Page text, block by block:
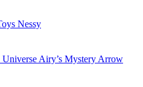
Nessy